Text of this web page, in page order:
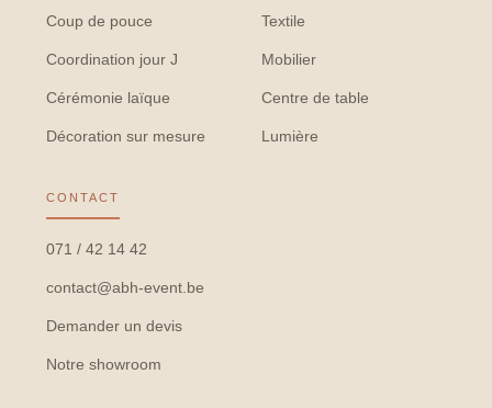
Coup de pouce
Coordination jour J
Cérémonie laïque
Décoration sur mesure
Textile
Mobilier
Centre de table
Lumière
CONTACT
071 / 42 14 42
contact@abh-event.be
Demander un devis
Notre showroom